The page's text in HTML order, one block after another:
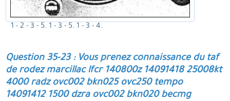
1 - 2 - 3 - 5. 1 - 3 - 5. 1 - 3 - 4.
Question 35-23 : Vous prenez connaissance du taf
de rodez marcillac lfcr 140800z 14091418 25008kt
4000 radz ovc002 bkn025 ovc250 tempo
14091412 1500 dzra ovc002 bkn020 becmg